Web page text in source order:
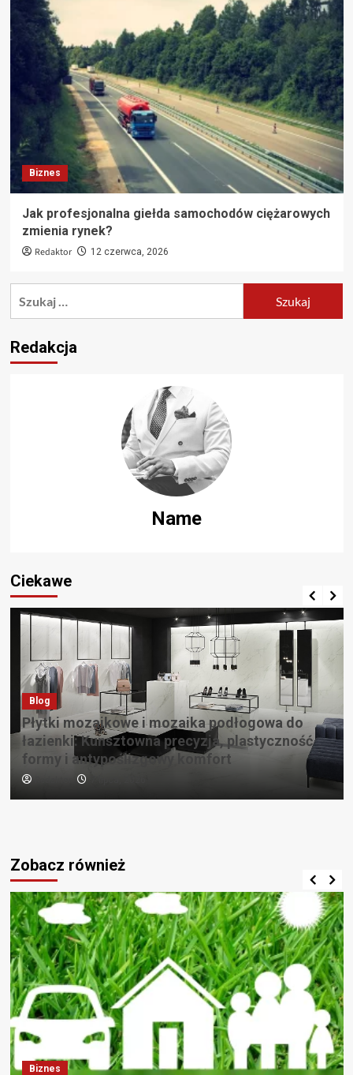
Biznes
Jak profesjonalna giełda samochodów ciężarowych
zmienia rynek?
Redaktor 12 czerwca, 2026
Redakcja
Name
Ciekawe
Blog
Płytki mozaikowe i mozaika podłogowa do
łazienki: Kunsztowna precyzja, plastyczność
formy i antypoślizgowy komfort
Zobacz również
Biznes